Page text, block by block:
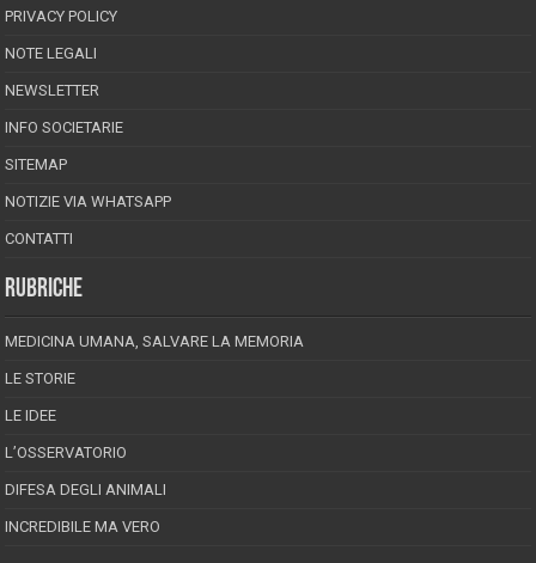
PRIVACY POLICY
NOTE LEGALI
NEWSLETTER
INFO SOCIETARIE
SITEMAP
NOTIZIE VIA WHATSAPP
CONTATTI
RUBRICHE
MEDICINA UMANA, SALVARE LA MEMORIA
LE STORIE
LE IDEE
L’OSSERVATORIO
DIFESA DEGLI ANIMALI
INCREDIBILE MA VERO